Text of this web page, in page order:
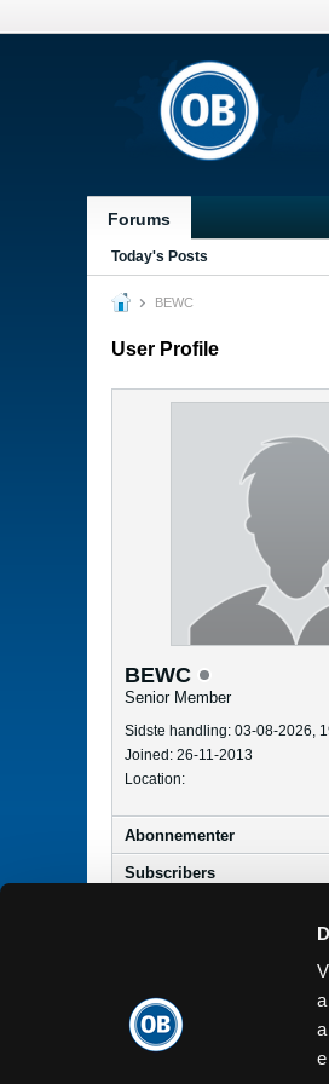
Forums
Today's Posts
BEWC
User Profile
BEWC
Senior Member
Sidste handling: 03-08-2026,
Joined: 26-11-2013
Location:
Abonnementer
Subscribers